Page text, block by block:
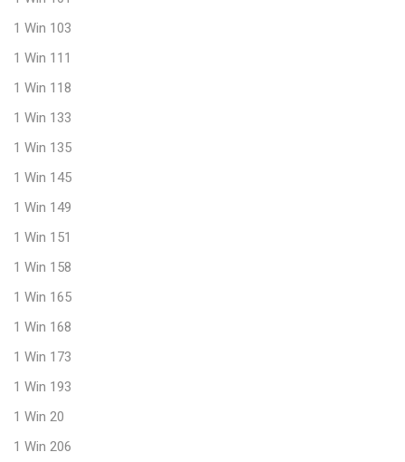
1 Win 103
1 Win 111
1 Win 118
1 Win 133
1 Win 135
1 Win 145
1 Win 149
1 Win 151
1 Win 158
1 Win 165
1 Win 168
1 Win 173
1 Win 193
1 Win 20
1 Win 206